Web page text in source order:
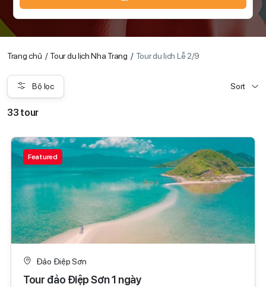
Trang chủ Tour du lịch Nha Trang Tour du lịch Lễ 2/9
Bộ lọc Sort
33 tour
Featured
Đảo Điệp Sơn
Tour đảo Điệp Sơn 1 ngày